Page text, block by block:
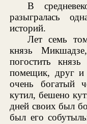
В
разыгралась
историй.
Лет семь
князь
погостить князь
помещик, друг
очень богатый
кутил, бешено
дней своих был
был его